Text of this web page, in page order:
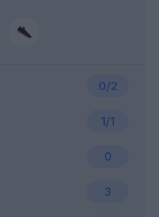
0/2
3
1/1
0